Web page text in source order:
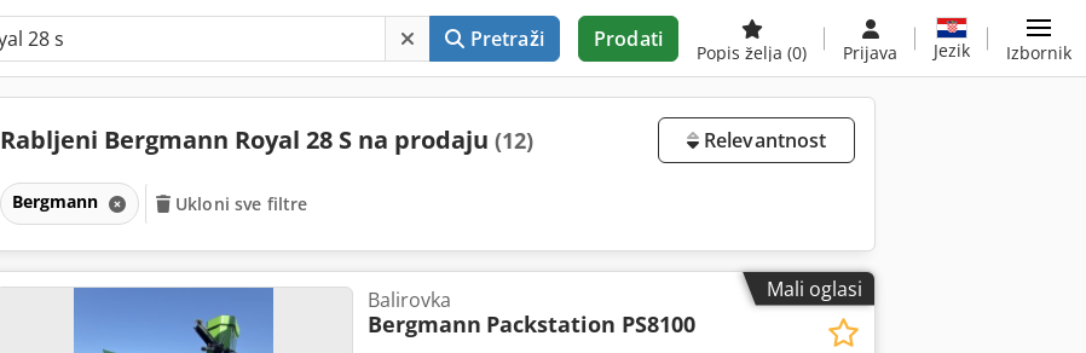
Pretraži Prodati
Popis želja (0) Prijava Jezik Izbornik
Rabljeni Bergmann Royal 28 S na prodaju (12) Relevantnost
Bergmann Ukloni sve filtre
Mali oglasi
Balirovka
Bergmann Packstation PS8100